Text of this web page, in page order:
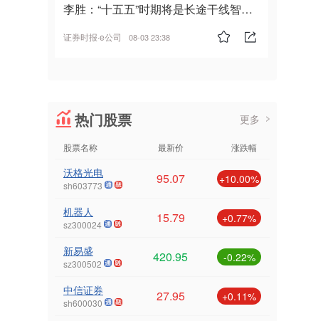
李胜：“十五五”时期将是长途干线智能
证券时报·e公司 08-03 23:38
热门股票 更多
股票名称 最新价 涨跌幅
沃格光电
sh603773 95.07 +10.00%
机器人
sz300024 15.79 +0.77%
新易盛
sz300502 420.95 -0.22%
中信证券
sh600030 27.95 +0.11%